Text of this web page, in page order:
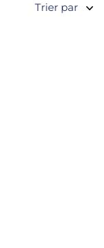
Trier par